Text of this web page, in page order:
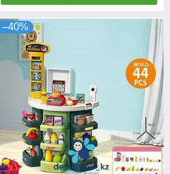
–40%